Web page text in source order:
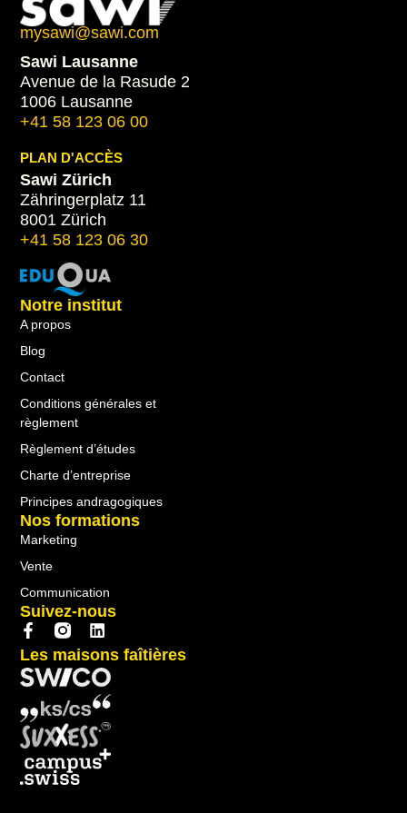
mysawi@sawi.com
Sawi Lausanne
Avenue de la Rasude 2
1006 Lausanne
+41 58 123 06 00
PLAN D'ACCÈS
Sawi Zürich
Zähringerplatz 11
8001 Zürich
+41 58 123 06 30
Nos formations
Marketing
Vente
Communication
Notre institut
A propos
Blog
Contact
Conditions générales et
règlement
Règlement d’études
Charte d’entreprise
Principes andragogiques
Suivez-nous
Les maisons faîtières